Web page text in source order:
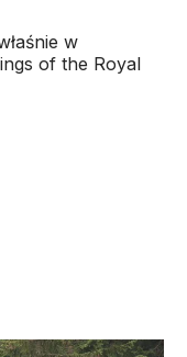
w
of the Royal